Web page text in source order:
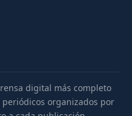
digital más completo
organizados por